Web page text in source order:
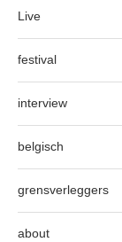
Live
festival
interview
belgisch
grensverleggers
about